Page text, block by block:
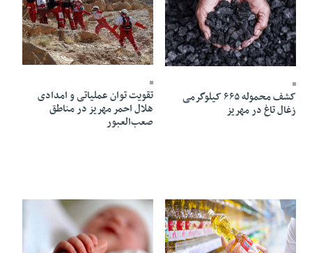
04 Khordad 1405 - 14:37
کشف محموله ۶۶۵ کیلوگرمی
زغال تاغ در مهریز
02 Khordad 1405 - 22:03
تقویت توان عملیاتی و امدادی
هلال احمر مهریز در مناطق
صعب‌العبور